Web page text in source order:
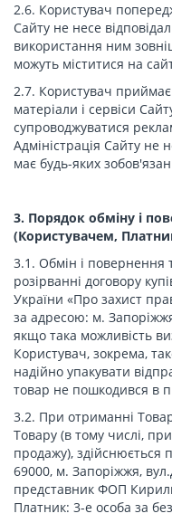
2.6. Користувач
Сайту не несе
використання ним
можуть міститися на
2.7. Користувач
матеріали і сервіси
супроводжуватися
Адміністрація Сайту не
має будь-яких
3. Порядок обміну і
(Користувачем,
3.1. Обмін і повернення
розірванні договору
України «Про захист
за адресою: м.
якщо така можливість
Користувач, зокрема,
надійно упакувати
товар не пошкодився в
3.2. При отриманні
Товару (в тому числі,
продажу),
69000, м. Запоріжжя,
представник ФОП
Платник: 3-е особа за